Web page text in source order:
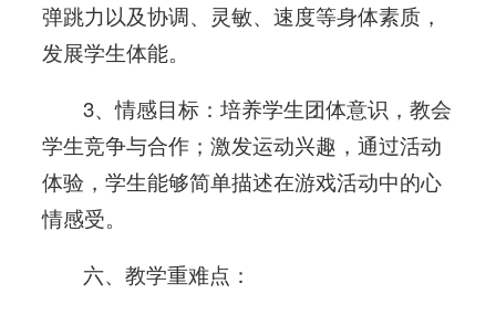
弹跳力以及协调、灵敏、速度等身体素质，
发展学生体能。
3、情感目标：培养学生团体意识，教会
学生竞争与合作；激发运动兴趣，通过活动
体验，学生能够简单描述在游戏活动中的心
情感受。
六、教学重难点：